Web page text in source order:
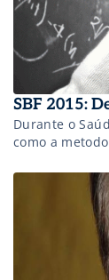
SBF 2015:
Durante o
como a